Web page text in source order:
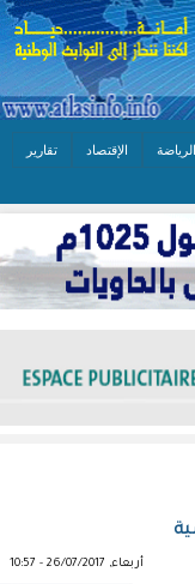
الرياضة الإقتصاد تقارير
أربعاء, 26/07/2017 - 10:57